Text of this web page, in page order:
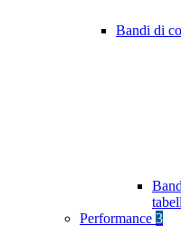
Bandi di
Performance 3